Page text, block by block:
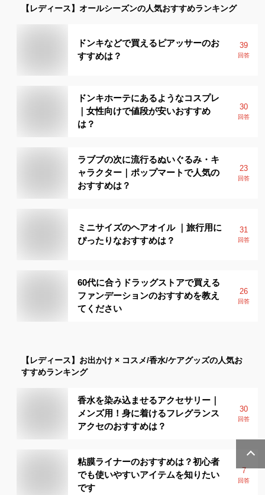
【レディース】 オールシーズンの人気おすすめランキング
ドンキなどで買えるピアッサーのお
すすめは？
39
回答
ドンキホーテにあるようなコスプレ
｜女性向けで値段が安いおすすめ
は？
30
回答
ラブブの次に流行るぬいぐるみ・キ
ャラクター｜ポップマートで人気の
おすすめは？
23
回答
ミニサイズのヘアオイル ｜旅行用に
ぴったりなおすすめは？
31
回答
60代に合うドラッグストアで買える
ファンデーションのおすすめを教え
てください
26
回答
【レディース】 お出かけ × コスメ/香水/ケアグッズの人気お
すすめランキング
香水を染み込ませるアクセサリー｜
メンズ用！身に着けるフレグランス
アクセのおすすめは？
30
回答
粘膜ライナーのおすすめは？初心者
でも使いやすいアイテムを知りたい
です
7
回答